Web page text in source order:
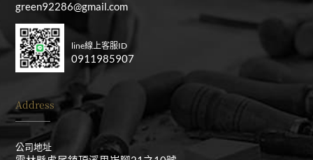
green92286@gmail.com
line線上客服ID
0911985907
Address
公司地址